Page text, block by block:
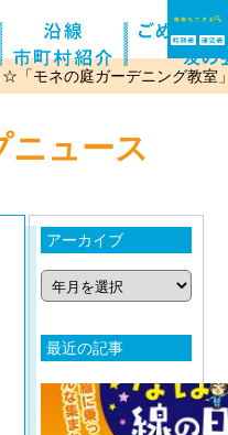
☆「モネの庭ガーデニング教室
ニュース
アーカイブ
最近の記事